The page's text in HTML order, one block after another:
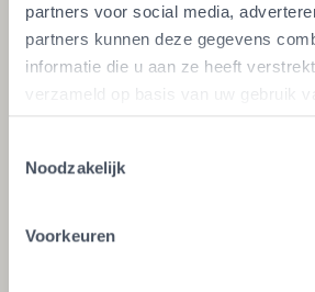
partners voor social media,
partners kunnen deze gegevens
informatie die u aan ze heeft
verzameld op basis van uw gebruik
Noodzakelijk
Voorkeuren
Type woning *
Welke woonlagen *